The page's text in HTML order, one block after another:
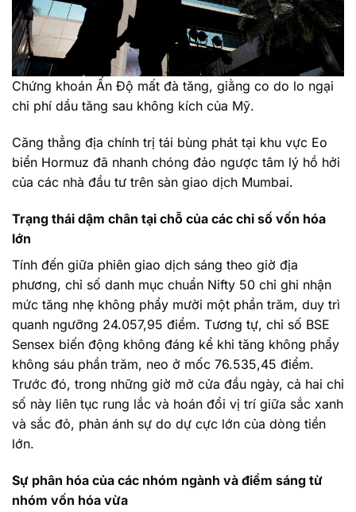
Chứng khoán Ấn Độ mất đà tăng, giằng co do lo ngại
chi phí dầu tăng sau không kích của Mỹ.
Căng thẳng địa chính trị tái bùng phát tại khu vực Eo
biển Hormuz đã nhanh chóng đảo ngược tâm lý hồ hởi
của các nhà đầu tư trên sàn giao dịch Mumbai.
Trạng thái dậm chân tại chỗ của các chỉ số vốn hóa
lớn
Tính đến giữa phiên giao dịch sáng theo giờ địa
phương, chỉ số danh mục chuẩn Nifty 50 chỉ ghi nhận
mức tăng nhẹ không phẩy mười một phần trăm, duy trì
quanh ngưỡng 24.057,95 điểm. Tương tự, chỉ số BSE
Sensex biến động không đáng kể khi tăng không phẩy
không sáu phần trăm, neo ở mốc 76.535,45 điểm.
Trước đó, trong những giờ mở cửa đầu ngày, cả hai chỉ
số này liên tục rung lắc và hoán đổi vị trí giữa sắc xanh
và sắc đỏ, phản ánh sự do dự cực lớn của dòng tiền
lớn.
Sự phân hóa của các nhóm ngành và điểm sáng từ
nhóm vốn hóa vừa